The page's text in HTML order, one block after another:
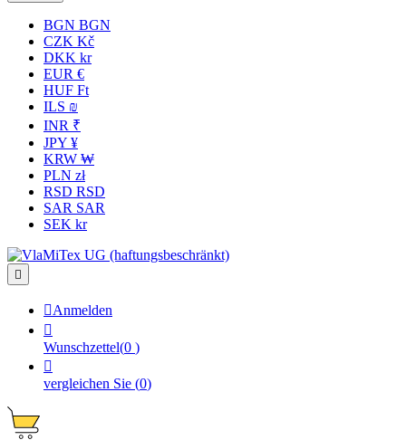
BGN BGN
CZK Kč
DKK kr
EUR €
HUF Ft
ILS ₪
INR ₹
JPY ¥
KRW ₩
PLN zł
RSD RSD
SAR SAR
SEK kr

Anmelden

Wunschzettel(0 )

vergleichen Sie (0)